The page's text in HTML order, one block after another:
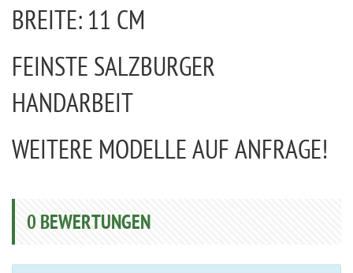
BREITE: 11 CM
FEINSTE SALZBURGER
HANDARBEIT
WEITERE MODELLE AUF ANFRAGE!
0 BEWERTUNGEN